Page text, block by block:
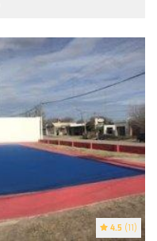
4.5 (11)